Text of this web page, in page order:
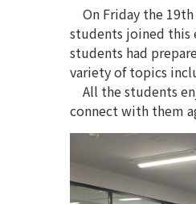
On Friday the
students joined this
students had
variety of topics
All the students
connect with them